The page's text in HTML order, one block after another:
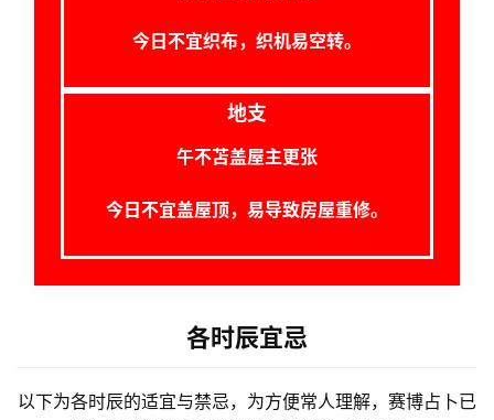
今日不宜织布，织机易空转。
地支
午不苫盖屋主更张
今日不宜盖屋顶，易导致房屋重修。
各时辰宜忌
以下为各时辰的适宜与禁忌，为方便常人理解，赛博占卜已